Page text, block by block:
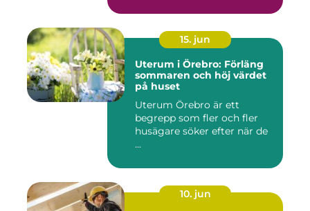
15. jun
Uterum i Örebro: Förläng
sommaren och höj värdet
på huset
Uterum Örebro är ett
begrepp som fler och fler
husägare söker efter när de
...
10. jun